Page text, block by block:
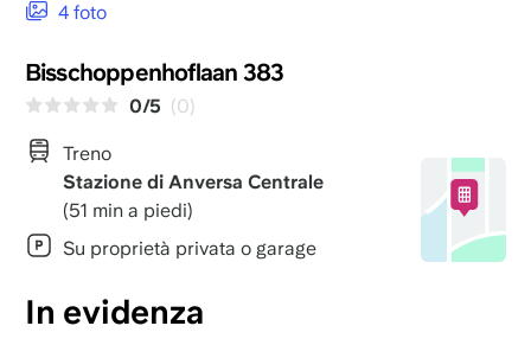
4 foto
Bisschoppenhoflaan 383
0/5 (0)
Treno
Stazione di Anversa Centrale
(51 min a piedi)
Su proprietà privata o garage
In evidenza